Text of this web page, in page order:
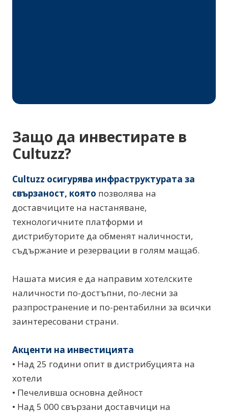
Защо да инвестирате в
Cultuzz?
Cultuzz осигурява инфраструктурата за
свързаност, която позволява на
доставчиците на настаняване,
технологичните платформи и
дистрибуторите да обменят наличности,
съдържание и резервации в голям мащаб.
Нашата мисия е да направим хотелските
наличности по-достъпни, по-лесни за
разпространение и по-рентабилни за всички
заинтересовани страни.
Акценти на инвестицията
• Над 25 години опит в дистрибуцията на
хотели
• Печеливша основна дейност
• Над 5 000 свързани доставчици на